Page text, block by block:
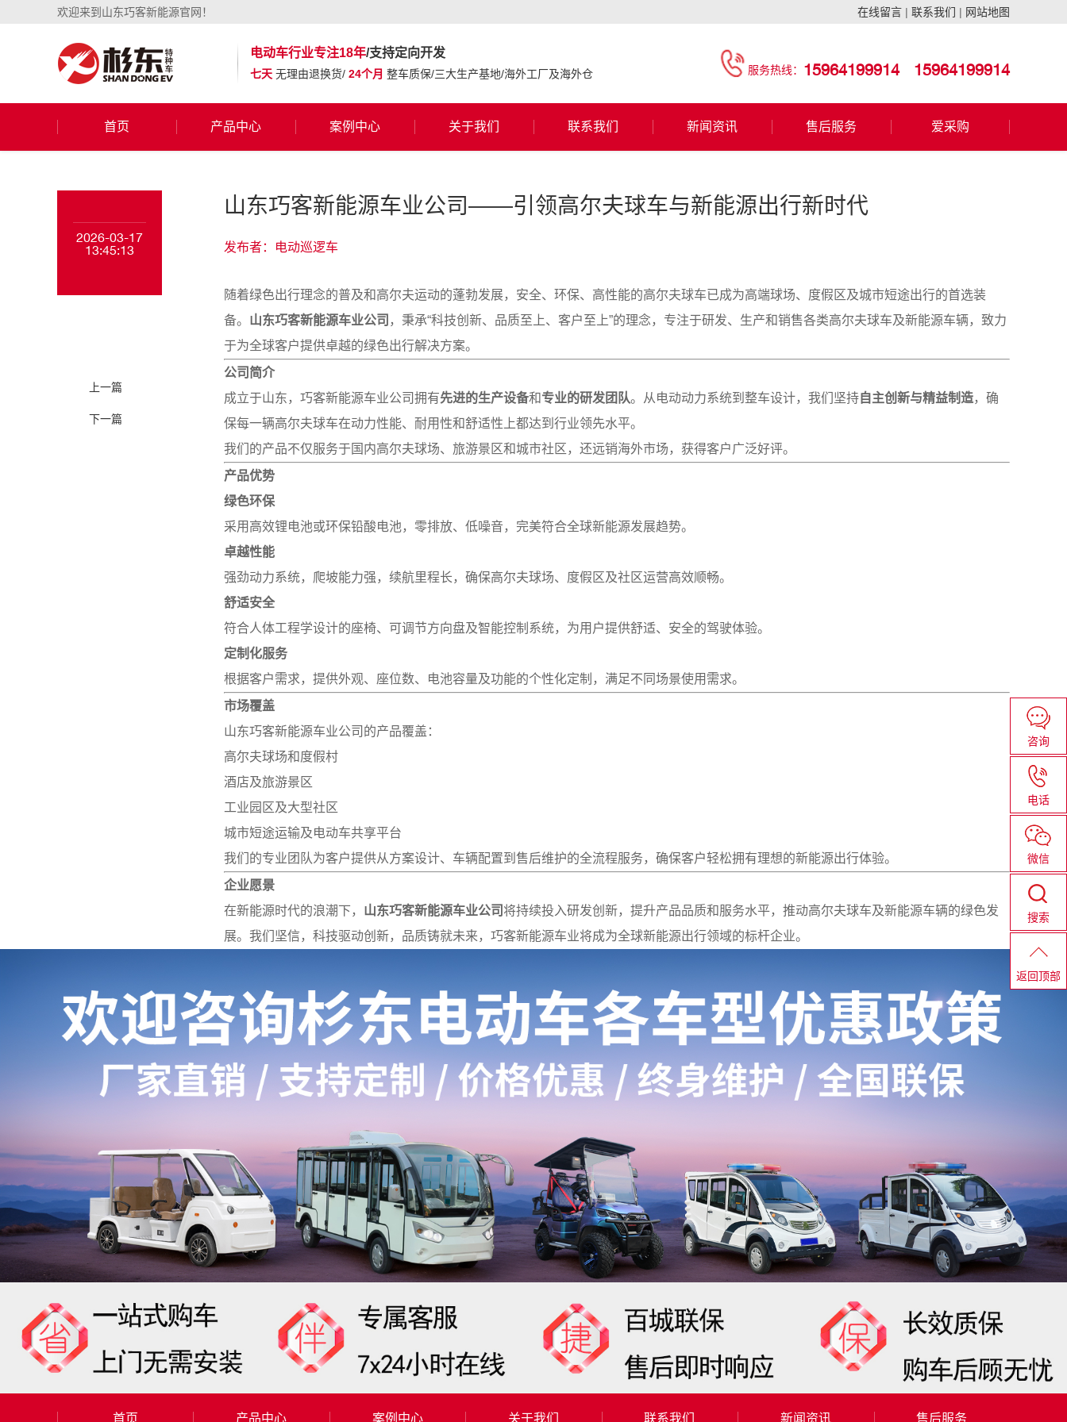
欢迎来到山东巧客新能源官网！ 在线留言 | 联系我们 | 网站地图
电动车行业专注18年/支持定向开发
七天 无理由退换货/ 24个月 整车质保/三大生产基地/海外工厂及海外仓 服务热线： 15964199914 15964199914
首页 产品中心 案例中心 关于我们 联系我们 新闻资讯 售后服务 爱采购
2026-03-17
13:45:13
上一篇
下一篇
山东巧客新能源车业公司——引领高尔夫球车与新能源出行新时代
发布者：电动巡逻车
随着绿色出行理念的普及和高尔夫运动的蓬勃发展，安全、环保、高性能的高尔夫球车已成为高端球场、度假区及城市短途出行的首选装
备。 山东巧客新能源车业公司 ，秉承“科技创新、品质至上、客户至上”的理念，专注于研发、生产和销售各类高尔夫球车及新能源车辆，致力
于为全球客户提供卓越的绿色出行解决方案。
公司简介
成立于山东，巧客新能源车业公司拥有先进的生产设备和专业的研发团队。从电动动力系统到整车设计，我们坚持自主创新与精益制造，确
保每一辆高尔夫球车在动力性能、耐用性和舒适性上都达到行业领先水平。
我们的产品不仅服务于国内高尔夫球场、旅游景区和城市社区，还远销海外市场，获得客户广泛好评。
产品优势
绿色环保
采用高效锂电池或环保铅酸电池，零排放、低噪音，完美符合全球新能源发展趋势。
卓越性能
强劲动力系统，爬坡能力强，续航里程长，确保高尔夫球场、度假区及社区运营高效顺畅。
舒适安全
符合人体工程学设计的座椅、可调节方向盘及智能控制系统，为用户提供舒适、安全的驾驶体验。
定制化服务
根据客户需求，提供外观、座位数、电池容量及功能的个性化定制，满足不同场景使用需求。
市场覆盖
山东巧客新能源车业公司的产品覆盖：
高尔夫球场和度假村
酒店及旅游景区
工业园区及大型社区
城市短途运输及电动车共享平台
我们的专业团队为客户提供从方案设计、车辆配置到售后维护的全流程服务，确保客户轻松拥有理想的新能源出行体验。
企业愿景
在新能源时代的浪潮下， 山东巧客新能源车业公司将持续投入研发创新，提升产品品质和服务水平，推动高尔夫球车及新能源车辆的绿色发
展。我们坚信，科技驱动创新，品质铸就未来，巧客新能源车业将成为全球新能源出行领域的标杆企业。
咨询
电话
微信
搜索
返回顶部
首页 产品中心 案例中心 关于我们 联系我们 新闻资讯 售后服务